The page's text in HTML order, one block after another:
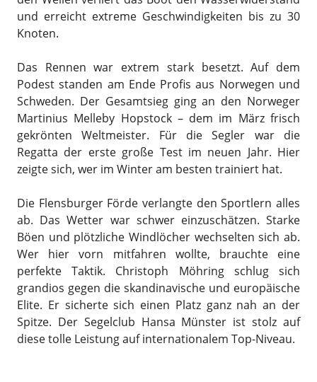
und erreicht extreme Geschwindigkeiten bis zu 30
Knoten.
Das Rennen war extrem stark besetzt. Auf dem
Podest standen am Ende Profis aus Norwegen und
Schweden. Der Gesamtsieg ging an den Norweger
Martinius Melleby Hopstock – dem im März frisch
gekrönten Weltmeister. Für die Segler war die
Regatta der erste große Test im neuen Jahr. Hier
zeigte sich, wer im Winter am besten trainiert hat.
Die Flensburger Förde verlangte den Sportlern alles
ab. Das Wetter war schwer einzuschätzen. Starke
Böen und plötzliche Windlöcher wechselten sich ab.
Wer hier vorn mitfahren wollte, brauchte eine
perfekte Taktik. Christoph Möhring schlug sich
grandios gegen die skandinavische und europäische
Elite. Er sicherte sich einen Platz ganz nah an der
Spitze. Der Segelclub Hansa Münster ist stolz auf
diese tolle Leistung auf internationalem Top-Niveau.